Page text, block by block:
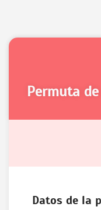
permuta
Datos de la